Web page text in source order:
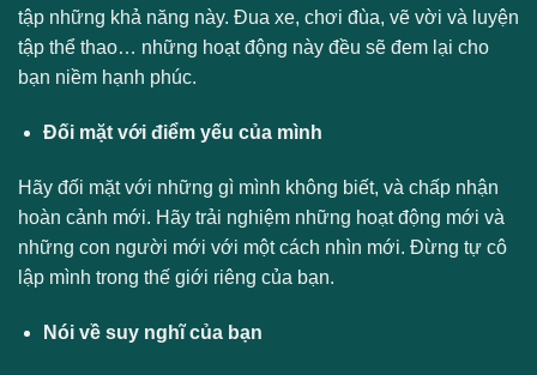
tập những khả năng này. Đua xe, chơi đùa, vẽ vời và luyện
tập thể thao… những hoạt động này đều sẽ đem lại cho
bạn niềm hạnh phúc.
Đối mặt với điểm yếu của mình
Hãy đối mặt với những gì mình không biết, và chấp nhận
hoàn cảnh mới. Hãy trải nghiệm những hoạt động mới và
những con người mới với một cách nhìn mới. Đừng tự cô
lập mình trong thế giới riêng của bạn.
Nói về suy nghĩ của bạn